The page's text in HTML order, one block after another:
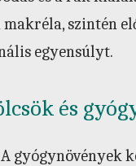
makréla, szintén
egyensúlyt.
és
A gyógynövények